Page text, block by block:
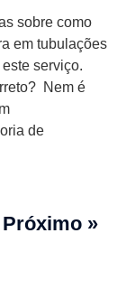
sobre como
em tubulações
serviço.
Nem é
de
Próximo »